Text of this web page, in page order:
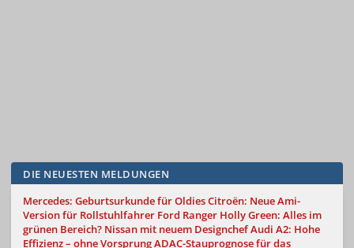
DIE NEUESTEN MELDUNGEN
Mercedes: Geburtsurkunde für OldiesCitroën: Neue Ami-
Version für Rollstuhlfahrer Ford Ranger Holly Green: Alles im
grünen Bereich? Nissan mit neuem DesignchefAudi A2: Hohe
Effizienz – ohne VorsprungADAC-Stauprognose für das